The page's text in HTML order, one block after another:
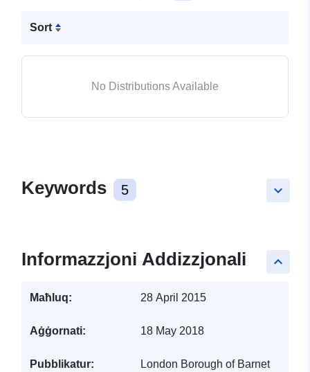
Sort
No Distributions Available
keyboard_arrow_down
Keywords 5
keyboard_arrow_up
Informazzjoni Addizzjonali
Maħluq: 28 April 2015
Aġġornati: 18 May 2018
Pubblikatur: London Borough of Barnet